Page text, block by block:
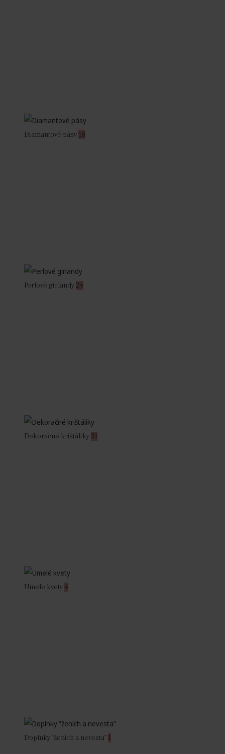
Diamantové pásy 18
Perlové girlandy24
Dekoračné krištáliky 31
Umelé kvety 4
Doplnky "ženích a nevesta" 1